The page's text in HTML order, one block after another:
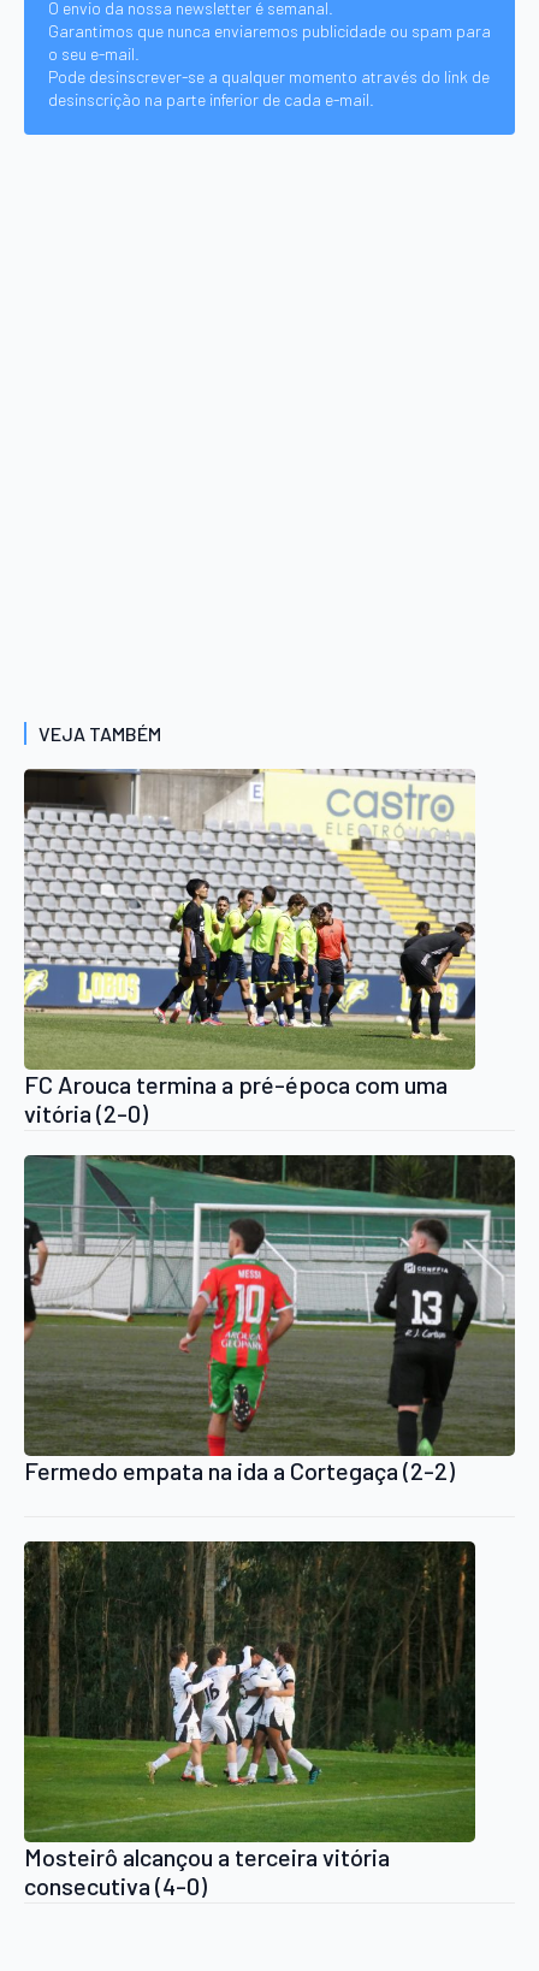
O envio da nossa newsletter é semanal.
Garantimos que nunca enviaremos publicidade ou spam para
o seu e-mail.
Pode desinscrever-se a qualquer momento através do link de
desinscrição na parte inferior de cada e-mail.
VEJA TAMBÉM
FC Arouca termina a pré-época com uma
vitória (2-0)
Fermedo empata na ida a Cortegaça (2-2)
Mosteirô alcançou a terceira vitória
consecutiva (4-0)